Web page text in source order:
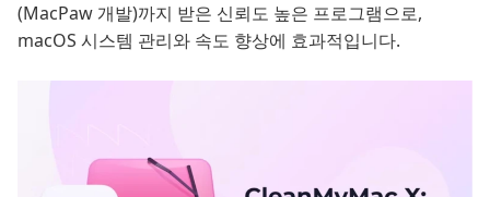
(MacPaw 개발)까지 받은 신뢰도 높은 프로그램으로,
macOS 시스템 관리와 속도 향상에 효과적입니다.